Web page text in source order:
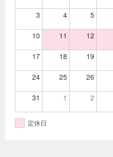
3 4 5
10 11 12
17 18 19
24 25 26
31 1 2
定休日